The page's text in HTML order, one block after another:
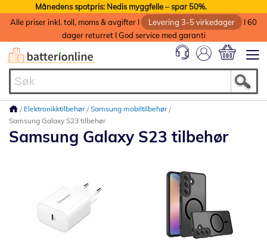
Månedens spotpris: Nedis myggfelle – spar 50%.
Alle priser inkl. toll, moms & avgifter I
Levering 3-5 virkedager
I 60
dager returret I God service med garanti
Elektronikktilbehør Samsung mobiltilbehør
Samsung Galaxy S23 tilbehør
Samsung Galaxy S23 tilbehør